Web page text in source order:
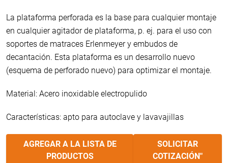
La plataforma perforada es la base para cualquier montaje
en cualquier agitador de plataforma, p. ej. para el uso con
soportes de matraces Erlenmeyer y embudos de
decantación. Esta plataforma es un desarrollo nuevo
(esquema de perforado nuevo) para optimizar el montaje.
Material: Acero inoxidable electropulido
Características: apto para autoclave y lavavajillas
AGREGAR A LA LISTA DE
PRODUCTOS
SOLICITAR
COTIZACIÓN"